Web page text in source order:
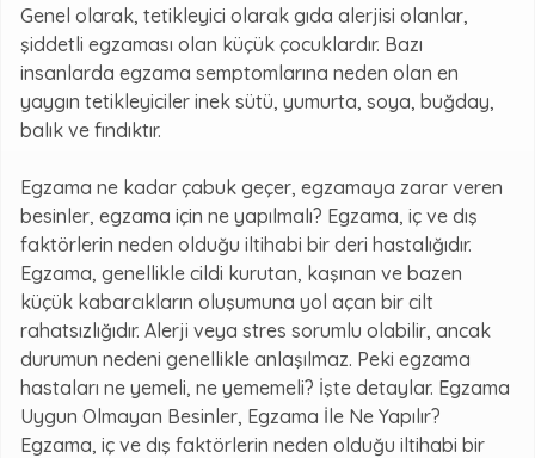
Genel olarak, tetikleyici olarak gıda alerjisi olanlar,
şiddetli egzaması olan küçük çocuklardır. Bazı
insanlarda egzama semptomlarına neden olan en
yaygın tetikleyiciler inek sütü, yumurta, soya, buğday,
balık ve fındıktır.
Egzama ne kadar çabuk geçer, egzamaya zarar veren
besinler, egzama için ne yapılmalı? Egzama, iç ve dış
faktörlerin neden olduğu iltihabi bir deri hastalığıdır.
Egzama, genellikle cildi kurutan, kaşınan ve bazen
küçük kabarcıkların oluşumuna yol açan bir cilt
rahatsızlığıdır. Alerji veya stres sorumlu olabilir, ancak
durumun nedeni genellikle anlaşılmaz. Peki egzama
hastaları ne yemeli, ne yememeli? İşte detaylar. Egzama
Uygun Olmayan Besinler, Egzama İle Ne Yapılır?
Egzama, iç ve dış faktörlerin neden olduğu iltihabi bir